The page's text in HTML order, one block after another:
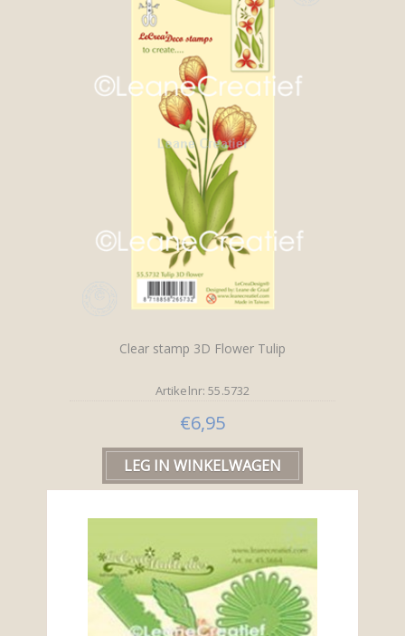
Clear stamp 3D Flower Tulip
Artikelnr: 55.5732
€6,95